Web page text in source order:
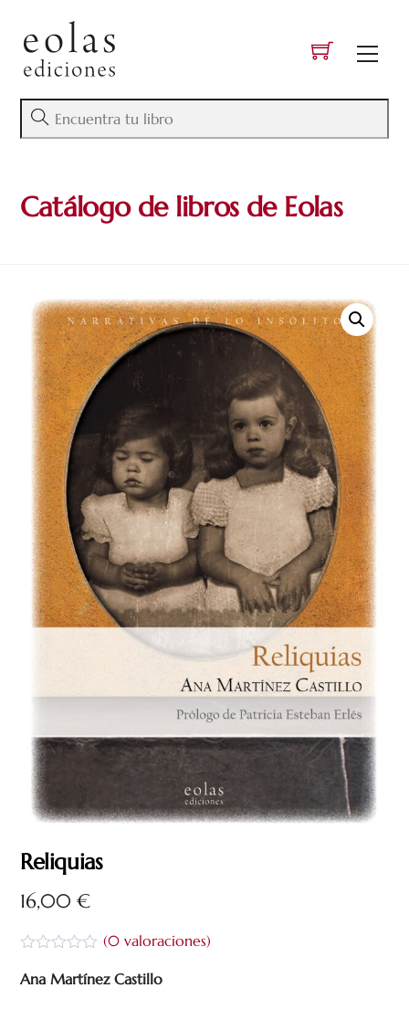
content
Catálogo de libros de Eolas
Reliquias
16,00€
a
(0valoraciones)
Ana Martínez Castillo